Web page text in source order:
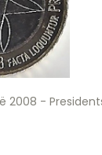
2008 -